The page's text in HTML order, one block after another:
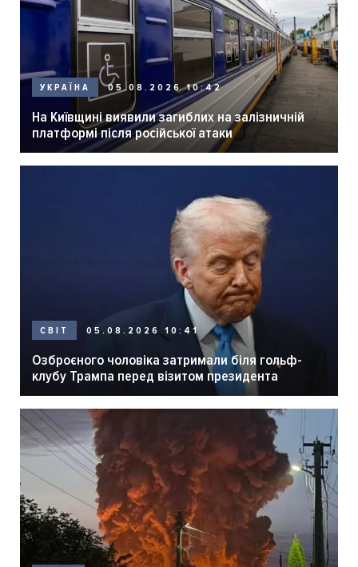
УКРАЇНА 05.08.2026 10:42
На Київщині виявили загиблих на залізничній
платформі після російської атаки
СВІТ 05.08.2026 10:41
Озброєного чоловіка затримали біля гольф-
клубу Трампа перед візитом президента